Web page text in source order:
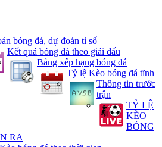
bóng đá, dự đoán tỉ số
Kết quả bóng đá theo giải đấu
Bảng xếp hạng bóng đá
Tỷ lệ Kèo bóng đá tĩnh
Thông tin trước
trận
TỶ LỆ
KÈO
BÓNG
RA